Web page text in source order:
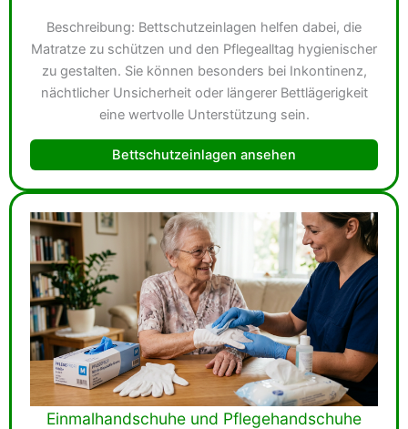
Beschreibung: Bettschutzeinlagen helfen dabei, die
Matratze zu schützen und den Pflegealltag hygienischer
zu gestalten. Sie können besonders bei Inkontinenz,
nächtlicher Unsicherheit oder längerer Bettlägerigkeit
eine wertvolle Unterstützung sein.
Bettschutzeinlagen ansehen
Einmalhandschuhe und Pflegehandschuhe